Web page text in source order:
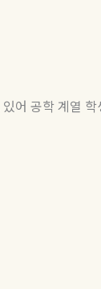
있어 공학계열 학